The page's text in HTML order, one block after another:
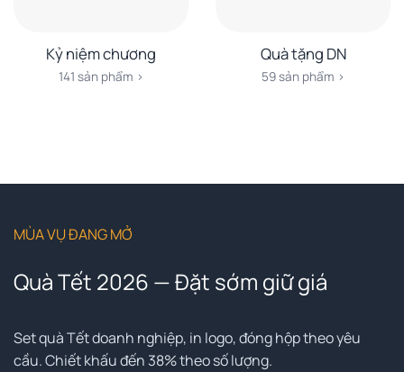
Kỷ niệm chương
141 sản phẩm ›
Quà tặng DN
59 sản phẩm ›
MÙA VỤ ĐANG MỞ
Quà Tết 2026 — Đặt sớm giữ giá
Set quà Tết doanh nghiệp, in logo, đóng hộp theo yêu
cầu. Chiết khấu đến 38% theo số lượng.